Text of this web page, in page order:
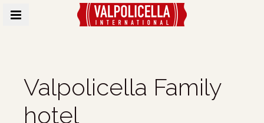
Valpolicella Family
hotel